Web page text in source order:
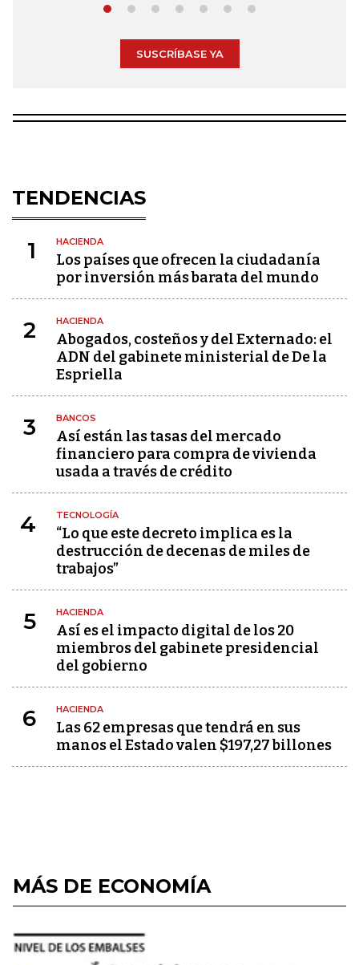
SUSCRÍBASE YA
TENDENCIAS
1 HACIENDA
Los países que ofrecen la ciudadanía
por inversión más barata del mundo
2 HACIENDA
Abogados, costeños y del Externado: el
ADN del gabinete ministerial de De la
Espriella
3 BANCOS
Así están las tasas del mercado
financiero para compra de vivienda
usada a través de crédito
4 TECNOLOGÍA
“Lo que este decreto implica es la
destrucción de decenas de miles de
trabajos”
5 HACIENDA
Así es el impacto digital de los 20
miembros del gabinete presidencial
del gobierno
6 HACIENDA
Las 62 empresas que tendrá en sus
manos el Estado valen $197,27 billones
MÁS DE ECONOMÍA